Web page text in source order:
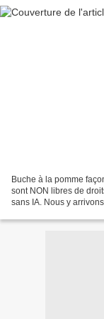
Buche à la pomme
sont NON libres de
sans IA. Nous y